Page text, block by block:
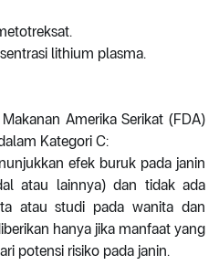
lithium plasma.
Amerika Serikat (FDA)
Kategori C:
efek buruk pada janin
atau lainnya) dan tidak ada
atau studi pada wanita dan
hanya jika manfaat yang
potensi risiko pada janin.